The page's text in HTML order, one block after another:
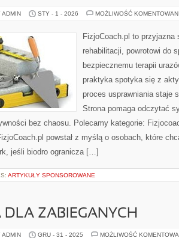
ADMIN STY - 1 - 2026 MOŻLIWOŚĆ
FizjoCoach.pl to przyjazna
rehabilitacji, powrotowi do
bezpiecznemu terapii
praktyka spotyka się z
proces usprawniania staje
Strona pomaga odczytać
bez chaosu. Polecamy kategorie:
powstał z myślą o osobach, które
jeśli biodro ogranicza […]
ARTYKUŁY SPONSOROWANE
DLA ZABIEGANYCH
ADMIN GRU - 31 - 2025 MOŻLIWOŚĆ